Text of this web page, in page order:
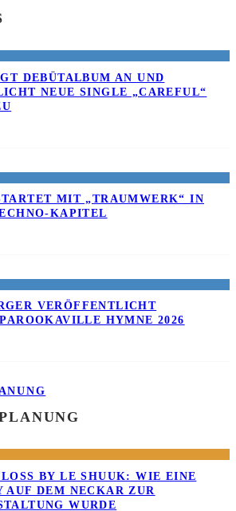
DEBÜTALBUM AN UND
NEUE SINGLE „CAREFUL“
MIT „TRAUMWERK“ IN
KAPITEL
VERÖFFENTLICHT
HYMNE 2026
BY LE SHUUK: WIE EINE B
DEM NECKAR ZUR K
WURDE